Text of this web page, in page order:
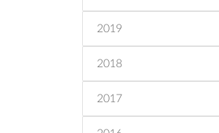
2019
2018
2017